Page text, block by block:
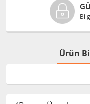
Ürün